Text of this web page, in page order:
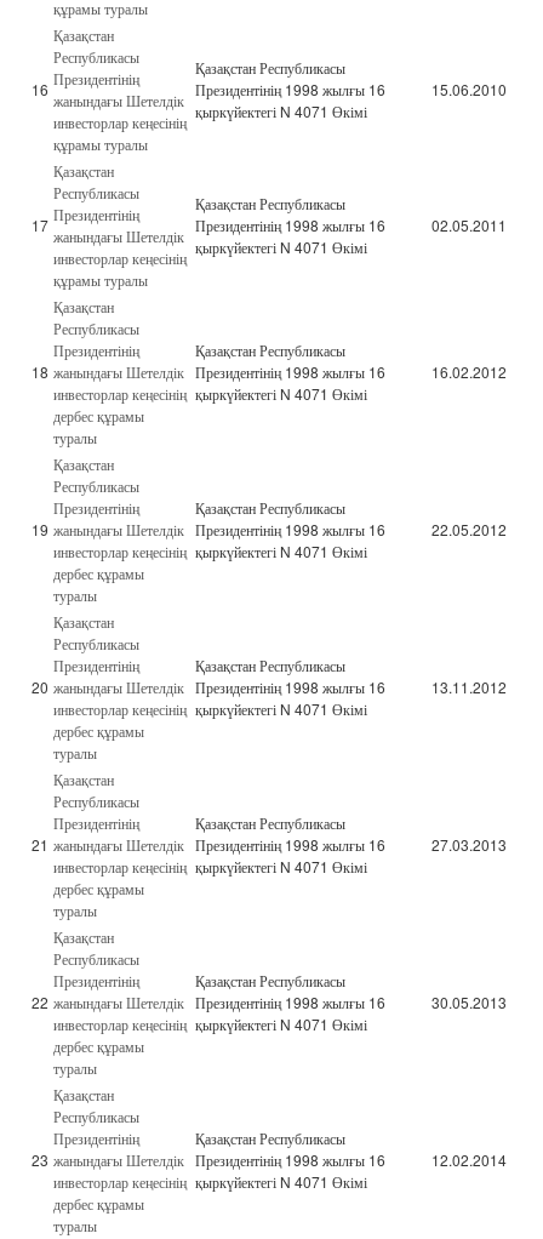
құрамы туралы
16
Қазақстан
Республикасы
Президентінің
жанындағы Шетелдік
инвесторлар кеңесінің
құрамы туралы
Қазақстан Республикасы
Президентінің 1998 жылғы 16
қыркүйектегі N 4071 Өкімі
15.06.2010
17
Қазақстан
Республикасы
Президентінің
жанындағы Шетелдік
инвесторлар кеңесінің
құрамы туралы
Қазақстан Республикасы
Президентінің 1998 жылғы 16
қыркүйектегі N 4071 Өкімі
02.05.2011
18
Қазақстан
Республикасы
Президентінің
жанындағы Шетелдік
инвесторлар кеңесінің
дербес құрамы
туралы
Қазақстан Республикасы
Президентінің 1998 жылғы 16
қыркүйектегі N 4071 Өкімі
16.02.2012
19
Қазақстан
Республикасы
Президентінің
жанындағы Шетелдік
инвесторлар кеңесінің
дербес құрамы
туралы
Қазақстан Республикасы
Президентінің 1998 жылғы 16
қыркүйектегі N 4071 Өкімі
22.05.2012
20
Қазақстан
Республикасы
Президентінің
жанындағы Шетелдік
инвесторлар кеңесінің
дербес құрамы
туралы
Қазақстан Республикасы
Президентінің 1998 жылғы 16
қыркүйектегі N 4071 Өкімі
13.11.2012
21
Қазақстан
Республикасы
Президентінің
жанындағы Шетелдік
инвесторлар кеңесінің
дербес құрамы
туралы
Қазақстан Республикасы
Президентінің 1998 жылғы 16
қыркүйектегі N 4071 Өкімі
27.03.2013
22
Қазақстан
Республикасы
Президентінің
жанындағы Шетелдік
инвесторлар кеңесінің
дербес құрамы
туралы
Қазақстан Республикасы
Президентінің 1998 жылғы 16
қыркүйектегі N 4071 Өкімі
30.05.2013
23
Қазақстан
Республикасы
Президентінің
жанындағы Шетелдік
инвесторлар кеңесінің
дербес құрамы
туралы
Қазақстан Республикасы
Президентінің 1998 жылғы 16
қыркүйектегі N 4071 Өкімі
12.02.2014